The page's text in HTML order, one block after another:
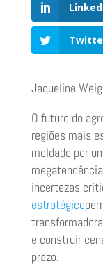
Jaqueline
O futuro do
regiões mais
moldado por
incertezas
estratégico
e construir
prazo.